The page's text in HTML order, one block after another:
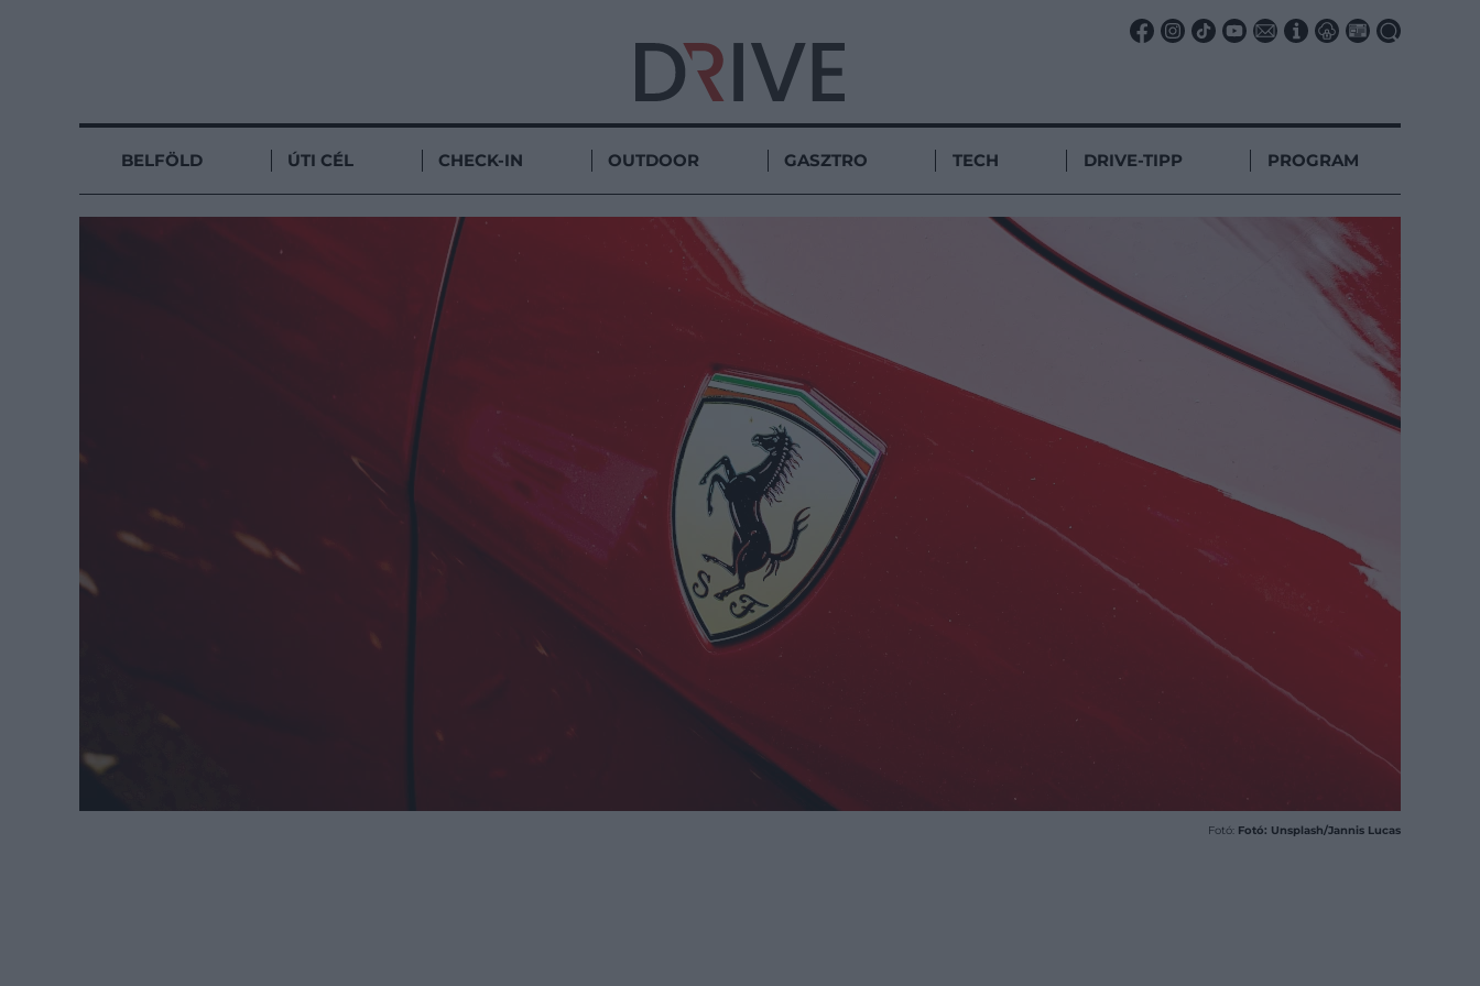
BELFÖLD ÚTI CÉL CHECK-IN OUTDOOR GASZTRO TECH DRIVE-TIPP PROGRAM
Fotó: Fotó: Unsplash/Jannis Lucas